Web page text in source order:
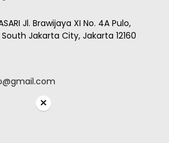
Jl. Brawijaya XI No. 4A Pulo,
Jakarta City, Jakarta 12160
×